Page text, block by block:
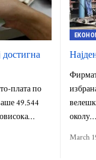
плата по
49.544
околу…
March